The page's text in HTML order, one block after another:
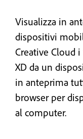
Visualizza in
dispositivi
Creative Cloud i
XD da un
in anteprima
browser per
al computer.